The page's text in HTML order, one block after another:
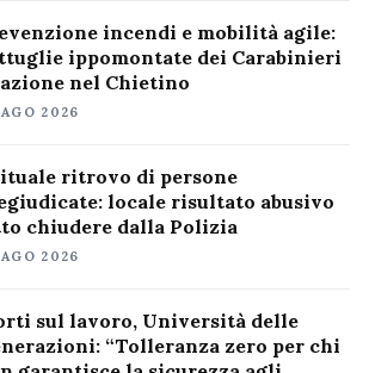
incendi e mobilità agile:
ippomontate dei Carabinieri
nel Chietino
2026
ritrovo di persone
locale risultato abusivo
chiudere dalla Polizia
2026
sul lavoro, Università delle
“Tolleranza zero per chi